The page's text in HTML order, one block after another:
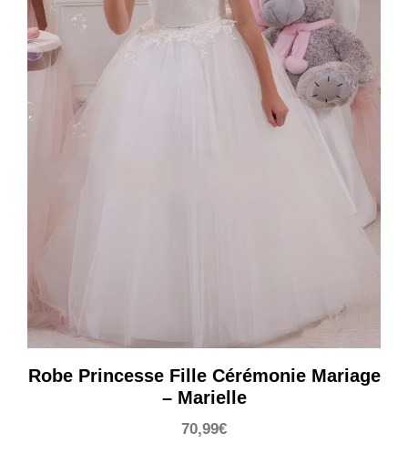
Robe Princesse Fille Cérémonie Mariage
– Marielle
70,99€